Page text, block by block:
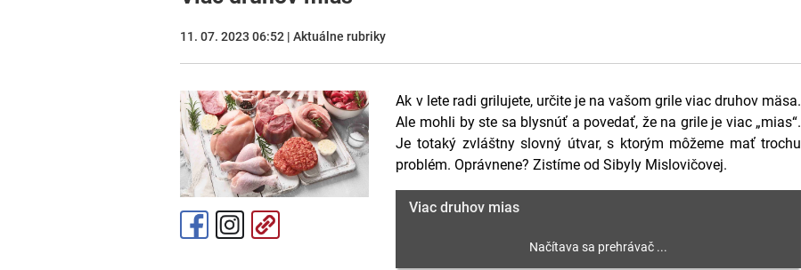
11. 07. 2023 06:52 | Aktuálne rubriky
Ak v lete radi grilujete, určite je na vašom grile viac druhov mäsa.
Ale mohli by ste sa blysnúť a povedať, že na grile je viac „mias“.
Je totaký zvláštny slovný útvar, s ktorým môžeme mať trochu
problém. Oprávnene? Zistíme od Sibyly Mislovičovej.
Viac druhov mias